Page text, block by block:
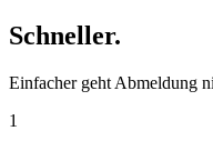
Schneller.
Einfacher geht Abmeldung
1